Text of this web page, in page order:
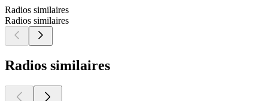
Radios similaires
Radios similaires
Radios similaires